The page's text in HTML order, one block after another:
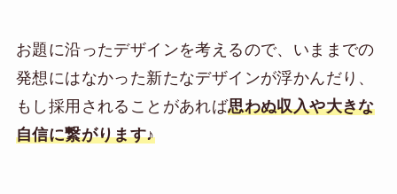
お題に沿ったデザインを考えるので、いままでの
発想にはなかった新たなデザインが浮かんだり、
もし採用されることがあれば思わぬ収入や大きな
自信に繋がります♪